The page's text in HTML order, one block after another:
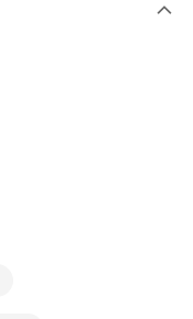
轉至「AFTEE先享後付」
連結，可透過四大超商／
易完成。
面顯示為準，若有關於
請聯繫「AFTEE先享後付
support/home